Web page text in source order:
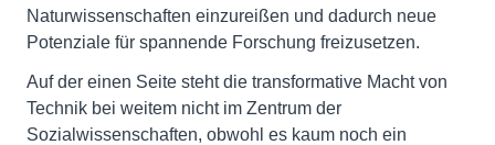
Naturwissenschaften einzureißen und dadurch neue
Potenziale für spannende Forschung freizusetzen.
Auf der einen Seite steht die transformative Macht von
Technik bei weitem nicht im Zentrum der
Sozialwissenschaften, obwohl es kaum noch ein